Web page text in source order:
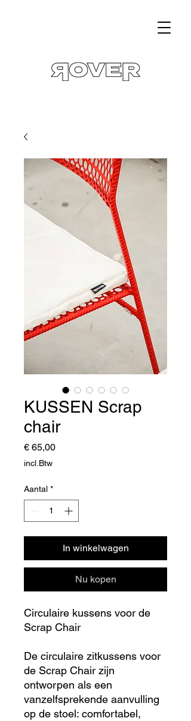
KUSSEN Scrap
chair
€ 65,00Prijs
incl.Btw
Aantal *
In winkelwagen
Nu kopen
Circulaire kussens voor de
Scrap Chair
De circulaire zitkussens voor
de Scrap Chair zijn
ontworpen als een
vanzelfsprekende aanvulling
op de stoel: comfortabel,